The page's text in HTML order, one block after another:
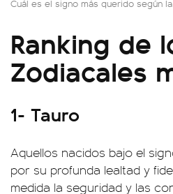
Cuál es el signo más querido según
Ranking de
Zodiacales
1- Tauro
Aquellos nacidos bajo el
por su profunda lealtad y
medida la seguridad y las